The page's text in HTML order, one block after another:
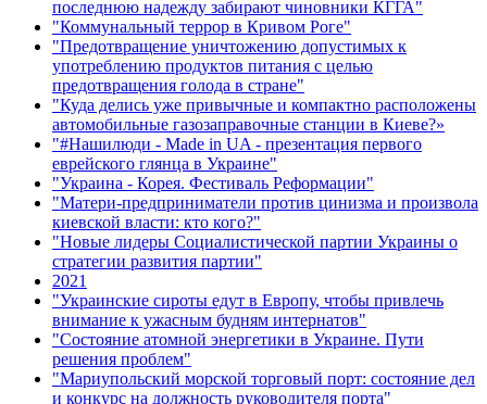
последнюю надежду забирают чиновники КГГА"
"Коммунальный террор в Кривом Роге"
"Предотвращение уничтожению допустимых к
употреблению продуктов питания с целью
предотвращения голода в стране"
"Куда делись уже привычные и компактно расположены
автомобильные газозаправочные станции в Киеве?»
"#Нашилюди - Made in UA - презентация первого
еврейского глянца в Украине"
"Украина - Корея. Фестиваль Реформации"
"Матери-предприниматели против цинизма и произвола
киевской власти: кто кого?"
"Новые лидеры Социалистической партии Украины о
стратегии развития партии"
2021
"Украинские сироты едут в Европу, чтобы привлечь
внимание к ужасным будням интернатов"
"Состояние атомной энергетики в Украине. Пути
решения проблем"
"Мариупольский морской торговый порт: состояние дел
и конкурс на должность руководителя порта"